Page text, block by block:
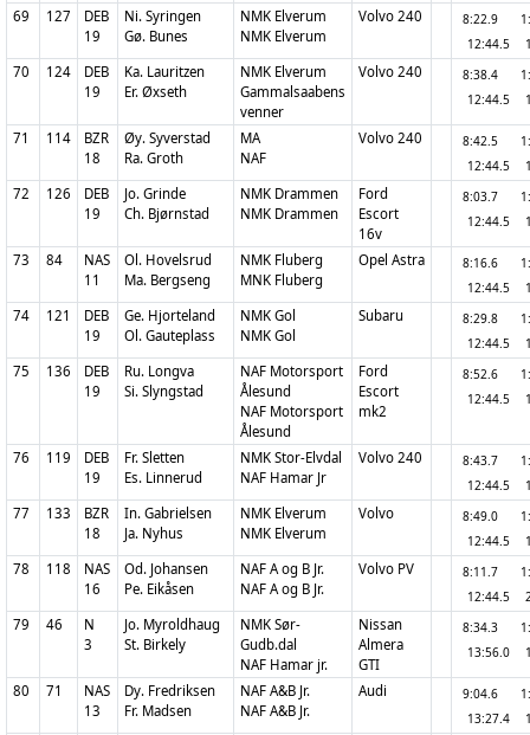
69 127
DEB
19
Ni. Syringen
Gø. Bunes
NMK Elverum
NMK Elverum
Volvo 240 8:22.9
12:44.5
70 124
DEB
19
Ka. Lauritzen
Er. Øxseth
NMK Elverum
Gammalsaabens
venner
Volvo 240 8:38.4
12:44.5
71 114
BZR
18
Øy. Syverstad
Ra. Groth
MA
NAF
Volvo 240 8:42.5
12:44.5
72 126
DEB
19
Jo. Grinde
Ch. Bjørnstad
NMK Drammen
NMK Drammen
Ford
Escort
16v
8:03.7
12:44.5
73 84
NAS
11
Ol. Hovelsrud
Ma. Bergseng
NMK Fluberg
MNK Fluberg
Opel Astra 8:16.6
12:44.5
74 121
DEB
19
Ge. Hjorteland
Ol. Gauteplass
NMK Gol
NMK Gol
Subaru 8:29.8
12:44.5
75 136
DEB
19
Ru. Longva
Si. Slyngstad
NAF Motorsport
Ålesund
NAF Motorsport
Ålesund
Ford
Escort
mk2
8:52.6
12:44.5
76 119
DEB
19
Fr. Sletten
Es. Linnerud
NMK Stor-Elvdal
NAF Hamar Jr
Volvo 240 8:43.7
12:44.5
77 133
BZR
18
In. Gabrielsen
Ja. Nyhus
NMK Elverum
NMK Elverum
Volvo 8:49.0
12:44.5
78 118
NAS
16
Od. Johansen
Pe. Eikåsen
NAF A og B Jr.
NAF A og B Jr.
Volvo PV 8:11.7
12:44.5
79 46
N
3
Jo. Myroldhaug
St. Birkely
NMK Sør-
Gudb.dal
NAF Hamar jr.
Nissan
Almera
GTI
8:34.3
13:56.0
80 71
NAS
13
Dy. Fredriksen
Fr. Madsen
NAF A&B Jr.
NAF A&B Jr.
Audi 9:04.6
13:27.4